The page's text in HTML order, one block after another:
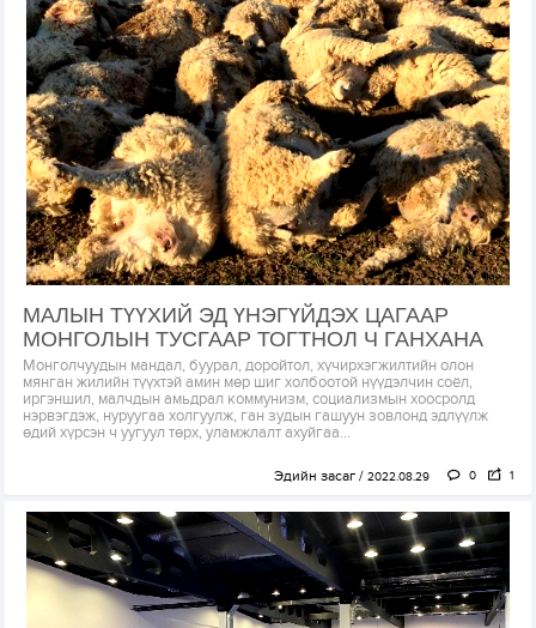
МАЛЫН ТҮҮХИЙ ЭД ҮНЭГҮЙДЭХ ЦАГААР
МОНГОЛЫН ТУСГААР ТОГТНОЛ Ч ГАНХАНА
Монголчуудын мандал, буурал, доройтол, хүчирхэгжилтийн олон
мянган жилийн түүхтэй амин мөр шиг холбоотой нүүдэлчин соёл,
иргэншил, малчдын амьдрал коммунизм, социализмын хоосролд
нэрвэгдэж, нуруугаа холгуулж, ган зудын гашуун зовлонд эдлүүлж
өдий хүрсэн ч уугуул төрх, уламжлалт ахуйгаа...
Эдийн засаг 2022.08.29 0 1